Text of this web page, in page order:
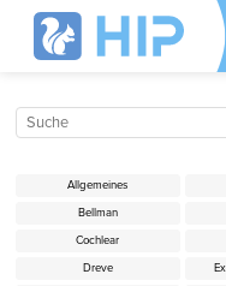
Allgemeines
Bellman
Cochlear
Dreve